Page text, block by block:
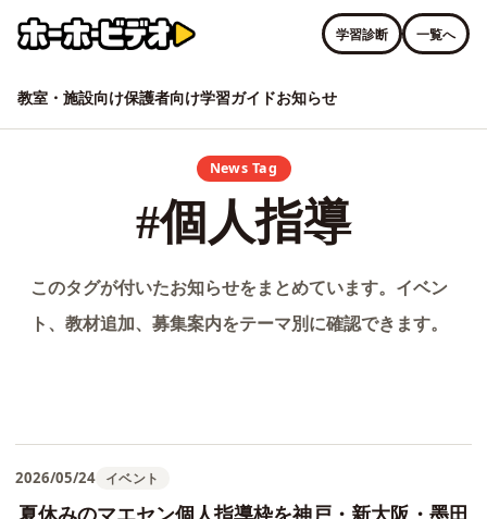
教室・施設向け保護者向け学習ガイドお知らせ
学習診断 一覧へ
News Tag
#個人指導
このタグが付いたお知らせをまとめています。イベン
ト、教材追加、募集案内をテーマ別に確認できます。
2026/05/24 イベント
夏休みのマエセン個人指導枠を神戸・新大阪・墨田